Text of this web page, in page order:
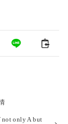
only A but